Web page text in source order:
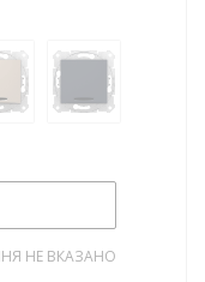
НЕ ВКАЗАНО